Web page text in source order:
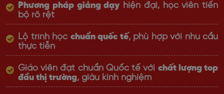
Phương pháp giảng dạy hiện đại, học viên tiến
bộ rõ rệt
Lộ trình học chuẩn quốc tế, phù hợp với nhu cầu
thực tiễn
Giáo viên đạt chuẩn Quốc tế với chất lượng top
đầu thị trường, giàu kinh nghiệm